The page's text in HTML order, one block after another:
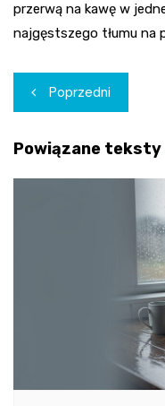
przerwą na kawę w
najgęstszego tłumu na
Nawigacja
wpisu
Poprzedni
Powiązane teksty